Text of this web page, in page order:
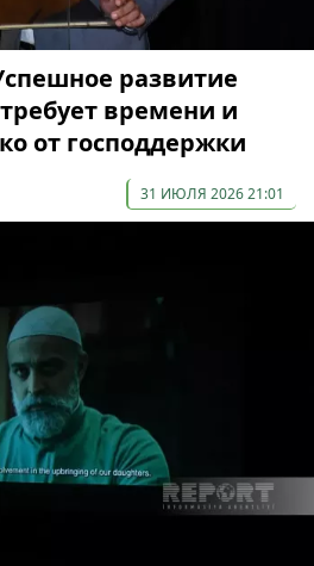
развитие
времени и
от господдержки
31 ИЮЛЯ 2026 21:01